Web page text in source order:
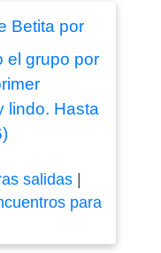
Betita por
el grupo por
lindo. Hasta
salidas|
para